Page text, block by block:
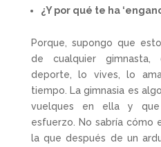
¿Y por qué te ha
Porque, supongo que
de cualquier gimnasta,
deporte, lo vives, lo
tiempo. La gimnasia es
vuelques en ella y
esfuerzo. No sabría cómo
la que después de un